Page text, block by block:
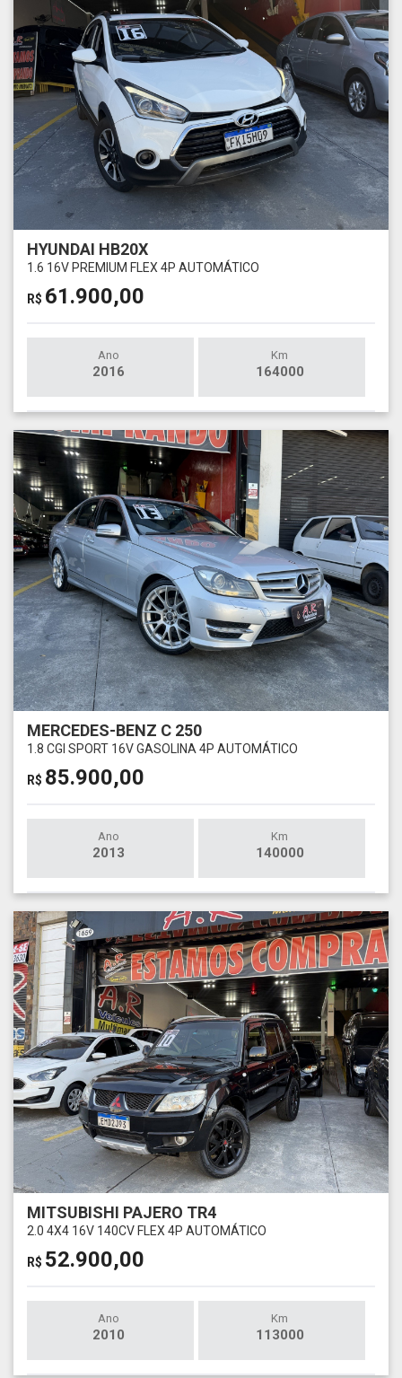
HYUNDAI HB20X
1.6 16V PREMIUM FLEX 4P AUTOMÁTICO
R$ 61.900,00
Ano
2016
Km
164000
MERCEDES-BENZ C 250
1.8 CGI SPORT 16V GASOLINA 4P AUTOMÁTICO
R$ 85.900,00
Ano
2013
Km
140000
MITSUBISHI PAJERO TR4
2.0 4X4 16V 140CV FLEX 4P AUTOMÁTICO
R$ 52.900,00
Ano
2010
Km
113000